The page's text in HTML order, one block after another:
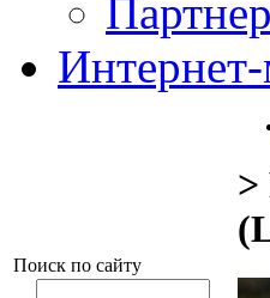
Поиск по сайту
>